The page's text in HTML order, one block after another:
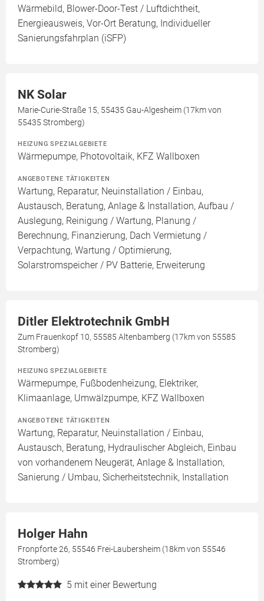
Wärmebild, Blower-Door-Test / Luftdichtheit,
Energieausweis, Vor-Ort Beratung, Individueller
Sanierungsfahrplan (iSFP)
NK Solar
Marie-Curie-Straße 15, 55435 Gau-Algesheim (17km von
55435 Stromberg)
HEIZUNG SPEZIALGEBIETE
Wärmepumpe, Photovoltaik, KFZ Wallboxen
ANGEBOTENE TÄTIGKEITEN
Wartung, Reparatur, Neuinstallation / Einbau,
Austausch, Beratung, Anlage & Installation, Aufbau /
Auslegung, Reinigung / Wartung, Planung /
Berechnung, Finanzierung, Dach Vermietung /
Verpachtung, Wartung / Optimierung,
Solarstromspeicher / PV Batterie, Erweiterung
Ditler Elektrotechnik GmbH
Zum Frauenkopf 10, 55585 Altenbamberg (17km von 55585
Stromberg)
HEIZUNG SPEZIALGEBIETE
Wärmepumpe, Fußbodenheizung, Elektriker,
Klimaanlage, Umwälzpumpe, KFZ Wallboxen
ANGEBOTENE TÄTIGKEITEN
Wartung, Reparatur, Neuinstallation / Einbau,
Austausch, Beratung, Hydraulischer Abgleich, Einbau
von vorhandenem Neugerät, Anlage & Installation,
Sanierung / Umbau, Sicherheitstechnik, Installation
Holger Hahn
Fronpforte 26, 55546 Frei-Laubersheim (18km von 55546
Stromberg)
5 mit einer Bewertung